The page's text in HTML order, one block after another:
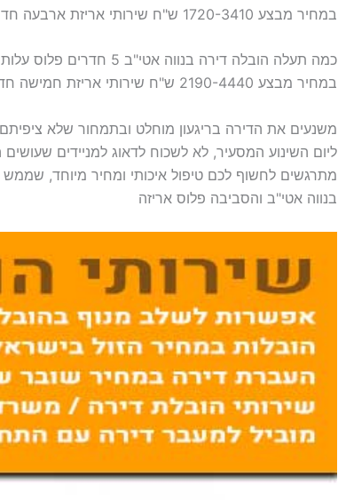
במחיר מבצע 1720-3410 ש"ח שירותי אריזת ארבעה חדרים – 1,600-1,800 ש"ח
כמה תעלה הובלה דירה בנווה אטי"ב 5 חדרים פלוס עלות אריזת דירה ?
במחיר מבצע 2190-4440 ש"ח שירותי אריזת חמישה חדרים – 1,900-2,100 ש"ח
משנעים את הדירה בריגעון מוחלט ובתמחור שלא ציפיתם
ליום השינוע המסעיר, לא לשכוח לדאוג למניידים
מתרגשים לחשוף לכם טיפול איכותי ומחיר מיוחד, שממש
בנווה אטי"ב והסביבה פלוס אריזה